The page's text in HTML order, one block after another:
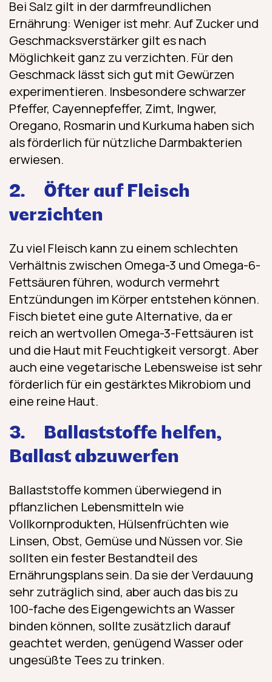
Bei Salz gilt in der darmfreundlichen
Ernährung: Weniger ist mehr. Auf Zucker und
Geschmacksverstärker gilt es nach
Möglichkeit ganz zu verzichten. Für den
Geschmack lässt sich gut mit Gewürzen
experimentieren. Insbesondere schwarzer
Pfeffer, Cayennepfeffer, Zimt, Ingwer,
Oregano, Rosmarin und Kurkuma haben sich
als förderlich für nützliche Darmbakterien
erwiesen.
2.
Öfter auf Fleisch
verzichten
Zu viel Fleisch kann zu einem schlechten
Verhältnis zwischen Omega-3 und Omega-6-
Fettsäuren führen, wodurch vermehrt
Entzündungen im Körper entstehen können.
Fisch bietet eine gute Alternative, da er
reich an wertvollen Omega-3-Fettsäuren ist
und die Haut mit Feuchtigkeit versorgt. Aber
auch eine vegetarische Lebensweise ist sehr
förderlich für ein gestärktes Mikrobiom und
eine reine Haut.
3.
Ballaststoffe helfen,
Ballast abzuwerfen
Ballaststoffe kommen überwiegend in
pflanzlichen Lebensmitteln wie
Vollkornprodukten, Hülsenfrüchten wie
Linsen, Obst, Gemüse und Nüssen vor. Sie
sollten ein fester Bestandteil des
Ernährungsplans sein. Da sie der Verdauung
sehr zuträglich sind, aber auch das bis zu
100-fache des Eigengewichts an Wasser
binden können, sollte zusätzlich darauf
geachtet werden, genügend Wasser oder
ungesüßte Tees zu trinken.